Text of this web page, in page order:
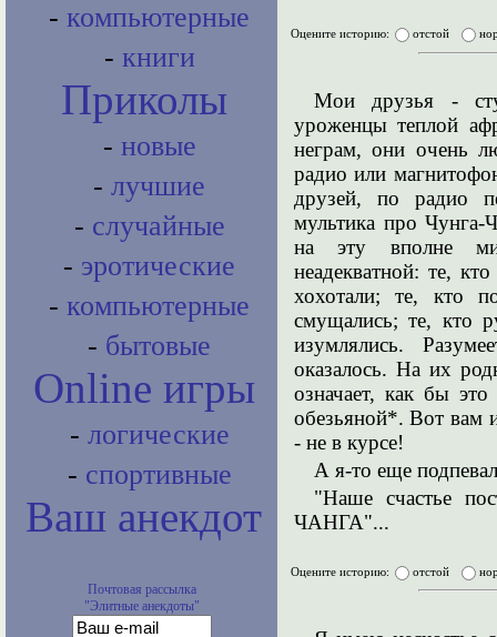
- компьютерные
- книги
Приколы
- новые
- лучшие
- случайные
- эротические
- компьютерные
- бытовые
Online игры
- логические
- спортивные
Ваш анекдот
Почтовая рассылка
"Элитные анекдоты"
Оцените историю: отстой
Мои друзья -
уроженцы теплой
неграм, они очень
радио или
друзей, по радио
мультика про Чунга-
на эту вполне
неадекватной: те,
хохотали; те, кто
смущались; те, кто
изумлялись.
оказалось. На их
означает, как бы
обезьяной*. Вот вам
- не в курсе!
А я-то еще
"Наше счастье
ЧАНГА"...
Оцените историю: отстой